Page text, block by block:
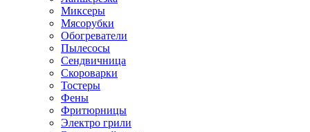
Миксеры
Мясорубки
Обогреватели
Пылесосы
Сендвичница
Скороварки
Тостеры
Фены
Фритюрницы
Электро грили